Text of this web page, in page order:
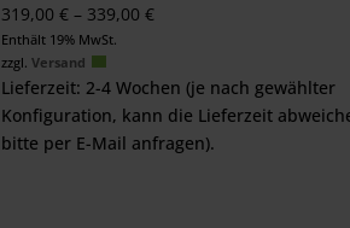
319,00 € – 339,00 €Preisspanne:
339,00 €
Enthält 19% MwSt.
zzgl. Versand
Lieferzeit: 2-4 Wochen (je nach gewählter
Konfiguration, kann die Lieferzeit
bitte per E-Mail anfragen).